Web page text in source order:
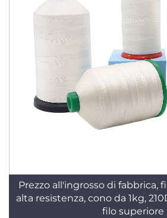
Prezzo all'ingrosso di fabbrica,
alta resistenza, cono da 1kg,
filo superiore